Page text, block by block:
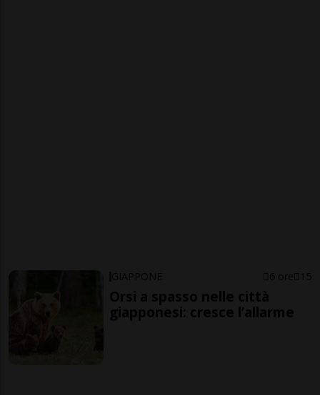
GIAPPONE 6 ore 15
Orsi a spasso nelle città
giapponesi: cresce l’allarme